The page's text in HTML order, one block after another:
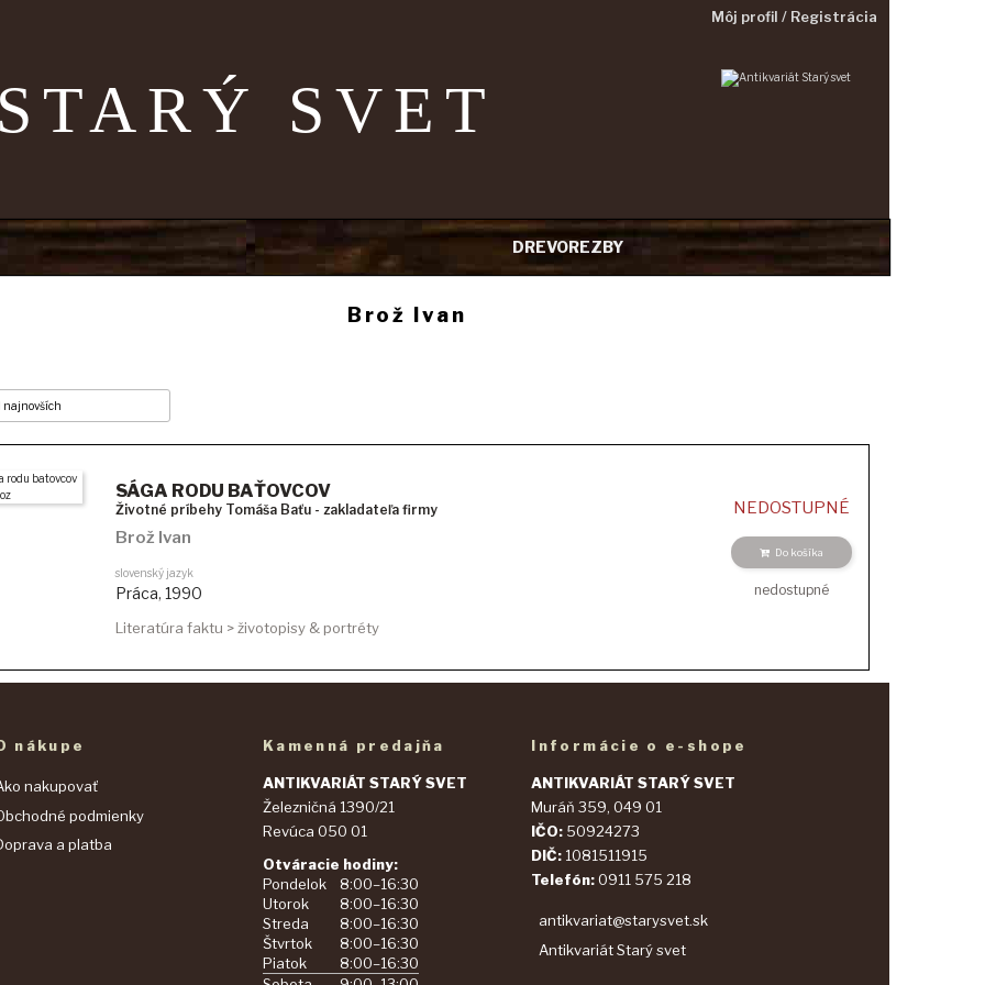
Môj profil / Registrácia
STARÝ SVET
DREVOREZBY
Brož Ivan
SÁGA RODU BAŤOVCOV
Životné príbehy Tomáša Baťu - zakladateľa firmy
Brož Ivan
slovenský jazyk
Práca,1990
Literatúra faktu > životopisy & portréty
NEDOSTUPNÉ
Do košíka
nedostupné
nákupe
nakupovať
podmienky
a platba
Kamenná predajňa
ANTIKVARIÁT STARÝ SVET
Železničná 1390/21
Revúca 050 01
Otváracie hodiny:
Pondelok
8:00–16:30
Utorok
8:00–16:30
Streda
8:00–16:30
Štvrtok
8:00–16:30
Piatok
8:00–16:30
Informácie o e-shope
ANTIKVARIÁT STARÝ SVET
Muráň 359, 049 01
IČO: 50924273
DIČ: 1081511915
Telefón:0911 575 218
antikvariat@starysvet.sk
Antikvariát Starý svet